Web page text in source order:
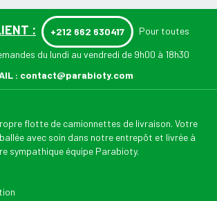
: +212 662 630417 Pour toutes
du lundi au vendredi de 9h00 à 18h30
: contact@parabioty.com
flotte de camionnettes de livraison. Votre
avec soin dans notre entrepôt et livrée à
sympathique équipe Parabioty.